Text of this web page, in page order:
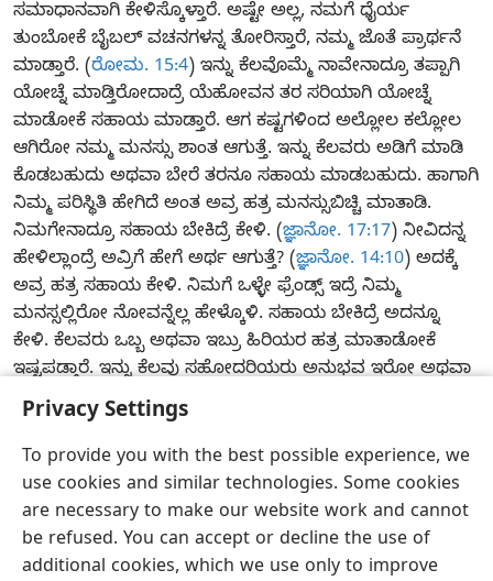
Privacy Settings
To provide you with the best possible experience, we
use cookies and similar technologies. Some cookies
are necessary to make our website work and cannot
be refused. You can accept or decline the use of
additional cookies, which we use only to improve
ಸಮಾಧಾನವಾಗಿ ಕೇಳಿಸ್ಕೊಳ್ತಾರೆ. ಅಷ್ಟೇ ಅಲ್ಲ, ನಮಗೆ ಧೈರ್ಯ
ತುಂಬೋಕೆ ಬೈಬಲ್‌ ವಚನಗಳನ್ನ ತೋರಿಸ್ತಾರೆ, ನಮ್ಮ ಜೊತೆ ಪ್ರಾರ್ಥನೆ
ಮಾಡ್ತಾರೆ. (ರೋಮ. 15:4) ಇನ್ನು ಕೆಲವೊಮ್ಮೆ ನಾವೇನಾದ್ರೂ ತಪ್ಪಾಗಿ
ಯೋಚ್ನೆ ಮಾಡ್ತಿರೋದಾದ್ರೆ ಯೆಹೋವನ ತರ ಸರಿಯಾಗಿ ಯೋಚ್ನೆ
ಮಾಡೋಕೆ ಸಹಾಯ ಮಾಡ್ತಾರೆ. ಆಗ ಕಷ್ಟಗಳಿಂದ ಅಲ್ಲೋಲ ಕಲ್ಲೋಲ
ಆಗಿರೋ ನಮ್ಮ ಮನಸ್ಸು ಶಾಂತ ಆಗುತ್ತೆ. ಇನ್ನು ಕೆಲವರು ಅಡಿಗೆ ಮಾಡಿ
ಕೊಡಬಹುದು ಅಥವಾ ಬೇರೆ ತರನೂ ಸಹಾಯ ಮಾಡಬಹುದು. ಹಾಗಾಗಿ
ನಿಮ್ಮ ಪರಿಸ್ಥಿತಿ ಹೇಗಿದೆ ಅಂತ ಅವ್ರ ಹತ್ರ ಮನಸ್ಸುಬಿಚ್ಚಿ ಮಾತಾಡಿ.
ನಿಮಗೇನಾದ್ರೂ ಸಹಾಯ ಬೇಕಿದ್ರೆ ಕೇಳಿ. (ಜ್ಞಾನೋ. 17:17) ನೀವಿದನ್ನ
ಹೇಳಿಲ್ಲಾಂದ್ರೆ ಅವ್ರಿಗೆ ಹೇಗೆ ಅರ್ಥ ಆಗುತ್ತೆ? (ಜ್ಞಾನೋ. 14:10) ಅದಕ್ಕೆ
ಅವ್ರ ಹತ್ರ ಸಹಾಯ ಕೇಳಿ. ನಿಮಗೆ ಒಳ್ಳೇ ಫ್ರೆಂಡ್ಸ್‌ ಇದ್ರೆ ನಿಮ್ಮ
ಮನಸ್ಸಲ್ಲಿರೋ ನೋವನ್ನೆಲ್ಲ ಹೇಳ್ಕೊಳಿ. ಸಹಾಯ ಬೇಕಿದ್ರೆ ಅದನ್ನೂ
ಕೇಳಿ. ಕೆಲವರು ಒಬ್ಬ ಅಥವಾ ಇಬ್ರು ಹಿರಿಯರ ಹತ್ರ ಮಾತಾಡೋಕೆ
ಇಷ್ಟಪಡ್ತಾರೆ. ಇನ್ನು ಕೆಲವು ಸಹೋದರಿಯರು ಅನುಭವ ಇರೋ ಅಥವಾ
ಪ್ರೌಢರಾಗಿರೋ ಸಹೋದರಿಯರ ಹತ್ರ ಮಾತಾಡೋಕೆ ಇಷ್ಟಪಡ್ತಾರೆ.
10 ¶15-16
ದಿನದ ವಚನ ಓದಿ ಚರ್ಚಿಸೋಣ—2026
ಕನ್ನಡ ಶೇರ್ ಮಾಡಿ ಆದ್ಯತೆಗಳು
Copyright© 2026 Watch Tower Bible and Tract Society of Pennsylvania
ಷರತ್ತುಗಳು ಪ್ರವೈಸಿ ಪಾಲಿಸಿ ಪ್ರೈವಸಿ ಸೆಟ್ಟಿಂಗ್ಸ್ JW.ORG ಲಾಗಿನ್